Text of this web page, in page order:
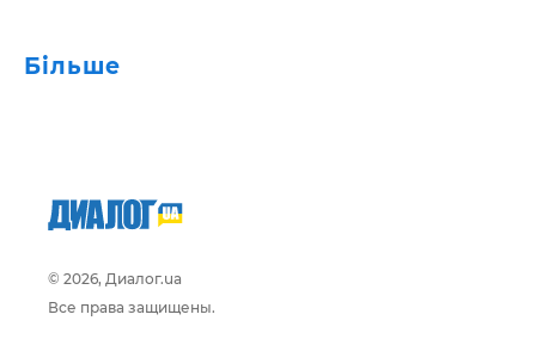
Більше
© 2026, Диалог.ua
Все права защищены.